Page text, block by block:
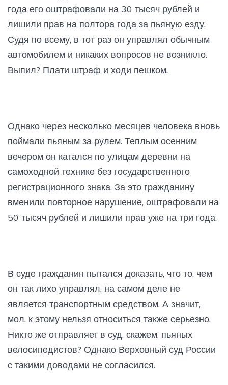
года его оштрафовали на 30 тысяч рублей и
лишили прав на полтора года за пьяную езду.
Судя по всему, в тот раз он управлял обычным
автомобилем и никаких вопросов не возникло.
Выпил? Плати штраф и ходи пешком.
Однако через несколько месяцев человека вновь
поймали пьяным за рулем. Теплым осенним
вечером он катался по улицам деревни на
самоходной технике без государственного
регистрационного знака. За это гражданину
вменили повторное нарушение, оштрафовали на
50 тысяч рублей и лишили прав уже на три года.
В суде гражданин пытался доказать, что то, чем
он так лихо управлял, на самом деле не
является транспортным средством. А значит,
мол, к этому нельзя относиться также серьезно.
Никто же отправляет в суд, скажем, пьяных
велосипедистов? Однако Верховный суд России
с такими доводами не согласился.